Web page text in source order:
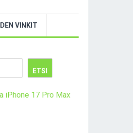
VINKIT
ETSI
iPhone 17 Pro Max